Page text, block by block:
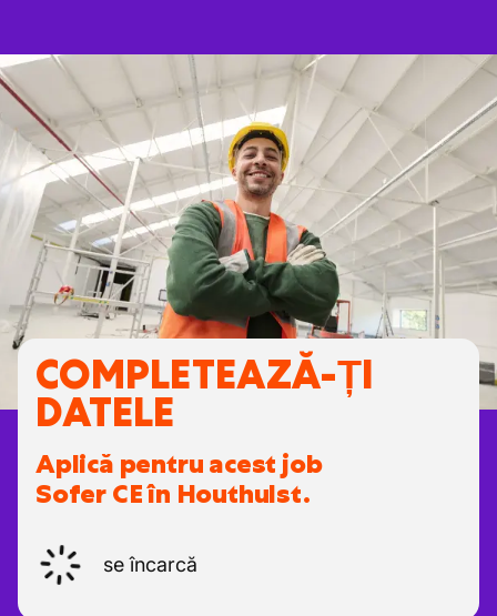
COMPLETEAZĂ-ȚI
DATELE
Aplică pentru acest job
Sofer CE în Houthulst.
se încarcă